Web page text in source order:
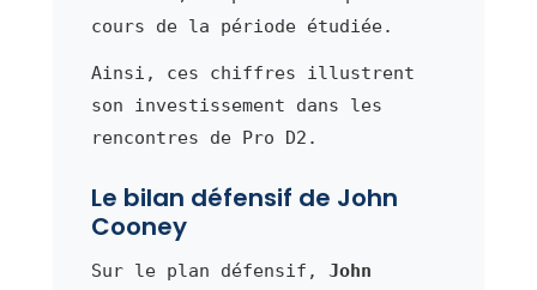
cours de la période étudiée.
Ainsi, ces chiffres illustrent
son investissement dans les
rencontres de Pro D2.
Le bilan défensif de John
Cooney
Sur le plan défensif, John